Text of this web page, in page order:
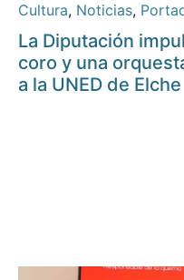
Cultura, Noticias,
La Diputación
coro y una
a la UNED de Elche